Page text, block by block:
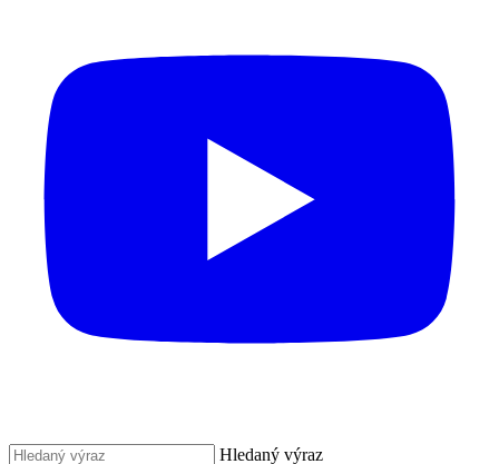
Hledaný výraz